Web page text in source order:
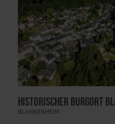
Historischer Burgort
BLANKENHEIM